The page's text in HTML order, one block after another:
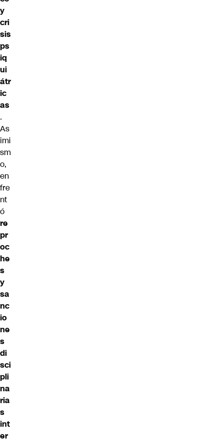
y
cri
sis
ps
iq
ui
átr
ic
as
.
As
imi
sm
o,
en
fre
nt
ó
re
pr
oc
he
s
y
sa
nc
io
ne
s
di
sci
pli
na
ria
s
int
er